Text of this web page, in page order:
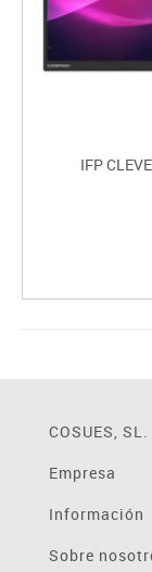
IFP
COSUES, SL.
Empresa
Información
Sobre